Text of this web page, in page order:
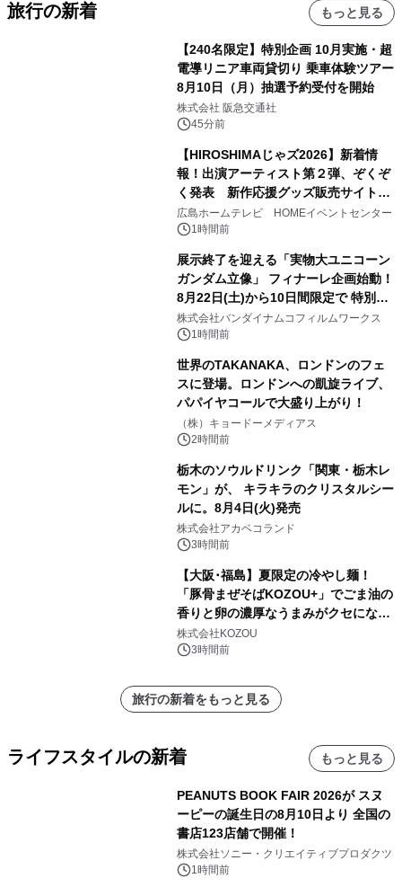
旅行の新着 もっと見る
【240名限定】特別企画 10月実施・超
電導リニア車両貸切り 乗車体験ツアー
8月10日（月）抽選予約受付を開始
株式会社 阪急交通社
45分前
【HIROSHIMAじゃズ2026】新着情
報！出演アーティスト第２弾、ぞくぞ
く発表 新作応援グッズ販売サイトも
同時オープンします！
広島ホームテレビ HOMEイベントセンター
1時間前
展示終了を迎える「実物大ユニコーン
ガンダム立像」 フィナーレ企画始動！
8月22日(土)から10日間限定で 特別映
像『UNICORN GUNDAM Statue ―
BEYOND POSSIBILITY ―』を上映！
株式会社バンダイナムコフィルムワークス
1時間前
世界のTAKANAKA、ロンドンのフェ
スに登場。ロンドンへの凱旋ライブ、
パパイヤコールで大盛り上がり！
（株）キョードーメディアス
2時間前
栃木のソウルドリンク「関東・栃木レ
モン」が、 キラキラのクリスタルシー
ルに。8月4日(火)発売
株式会社アカベコランド
3時間前
【大阪･福島】夏限定の冷やし麺！
「豚骨まぜそばKOZOU+」でごま油の
香りと卵の濃厚なうまみがクセになる
「冷やしネギ玉」を発売！
株式会社KOZOU
3時間前
旅行の新着をもっと見る
ライフスタイルの新着 もっと見る
PEANUTS BOOK FAIR 2026が スヌ
ーピーの誕生日の8月10日より 全国の
書店123店舗で開催！
株式会社ソニー・クリエイティブプロダクツ
1時間前